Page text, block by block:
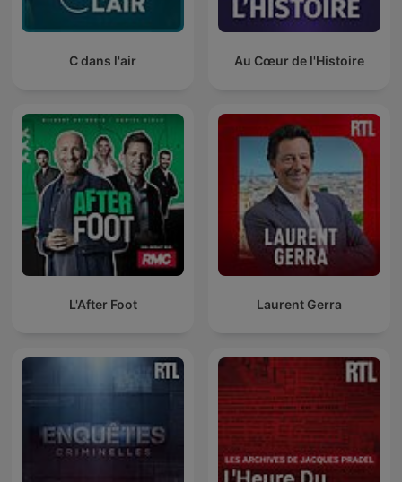
C dans l'air Au Cœur de l'Histoire
L'After Foot Laurent Gerra